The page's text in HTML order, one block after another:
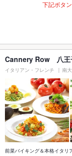
下記ボタ
Cannery Row 八王
イタリアン・フレンチ 南
前菜バイキング＆本格イタリ